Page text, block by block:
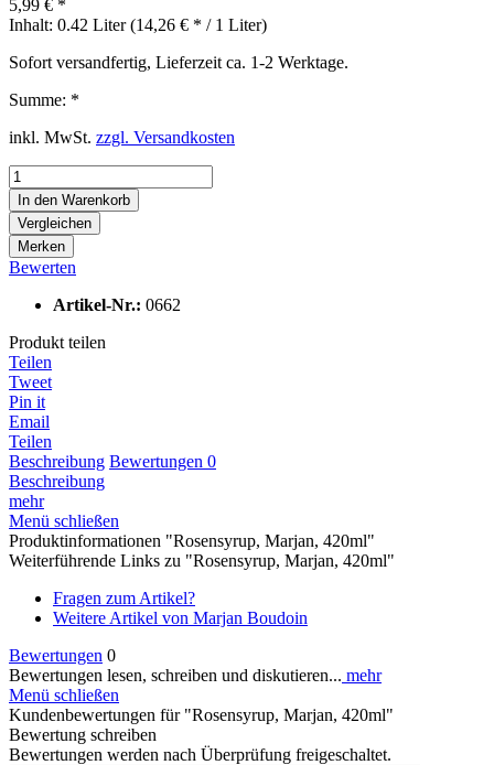
5,99 € *
Inhalt: 0.42 Liter (14,26 € * / 1 Liter)
Sofort versandfertig, Lieferzeit ca. 1-2 Werktage.
Summe: *
inkl. MwSt. zzgl. Versandkosten
In den Warenkorb
Vergleichen
Merken
Bewerten
Artikel-Nr.: 0662
Produkt teilen
Teilen
Tweet
Pin it
Email
Teilen
Beschreibung Bewertungen 0
Beschreibung
mehr
Menü schließen
Produktinformationen "Rosensyrup, Marjan, 420ml"
Weiterführende Links zu "Rosensyrup, Marjan, 420ml"
Fragen zum Artikel?
Weitere Artikel von Marjan Boudoin
Bewertungen 0
Bewertungen lesen, schreiben und diskutieren... mehr
Menü schließen
Kundenbewertungen für "Rosensyrup, Marjan, 420ml"
Bewertung schreiben
Bewertungen werden nach Überprüfung freigeschaltet.